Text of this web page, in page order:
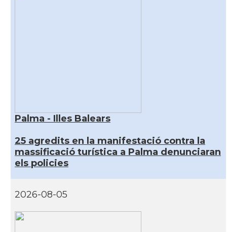
Palma - Illes Balears
25 agredits en la manifestació contra la
massificació turística a Palma denunciaran
els policies
2026-08-05